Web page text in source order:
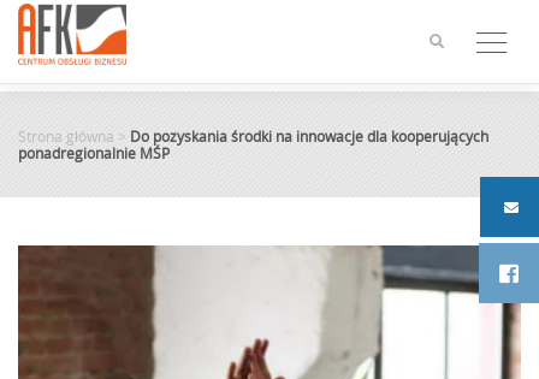
content
Strona główna > Do pozyskania środki na innowacje dla kooperujących
ponadregionalnie MŚP